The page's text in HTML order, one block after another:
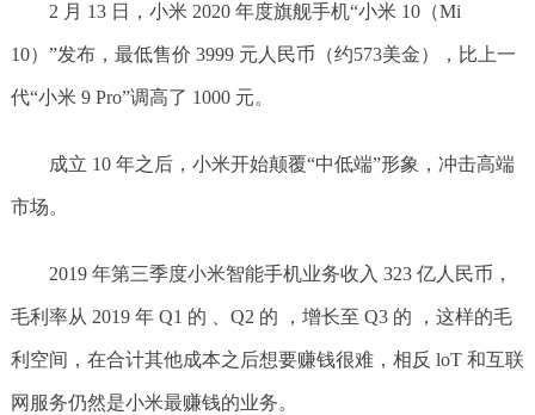
2 月 13 日，小米 2020 年度旗舰手机“小米 10（Mi
10）”发布，最低售价 3999 元人民币（约573美金），比上一
代“小米 9 Pro”调高了 1000 元。
成立 10 年之后，小米开始颠覆“中低端”形象，冲击高端
市场。
2019 年第三季度小米智能手机业务收入 323 亿人民币，
毛利率从 2019 年 Q1 的 、Q2 的 ，增长至 Q3 的 ，这样的毛
利空间，在合计其他成本之后想要赚钱很难，相反 loT 和互联
网服务仍然是小米最赚钱的业务。